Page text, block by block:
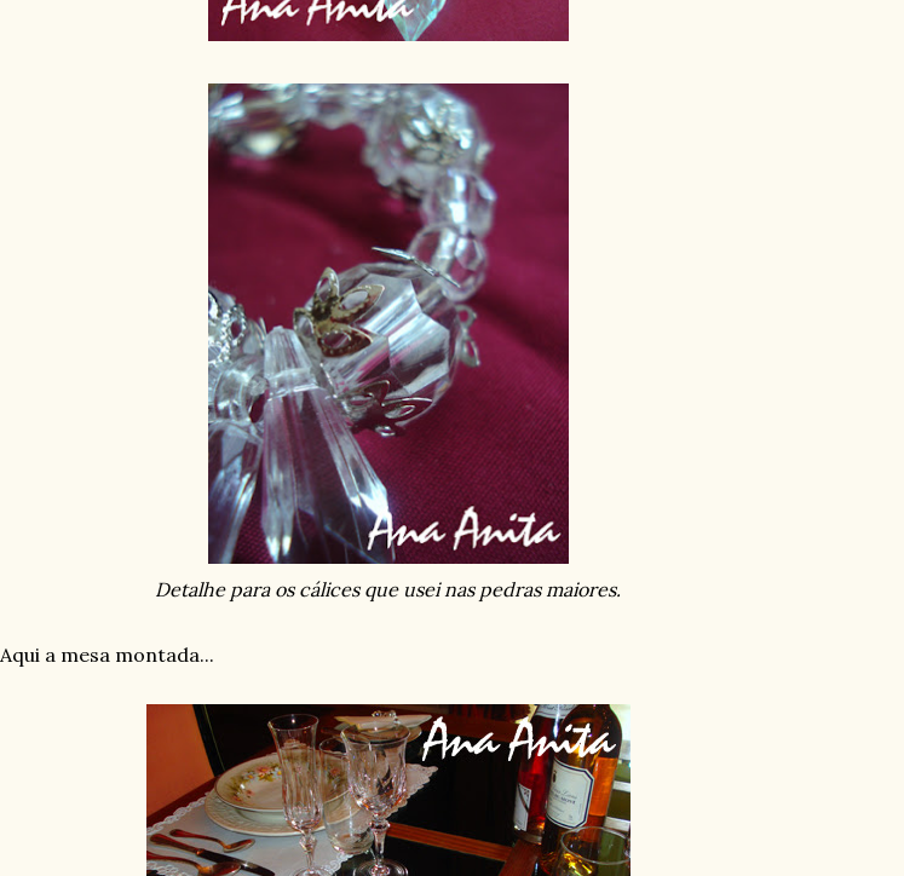
Detalhe para os cálices que usei nas pedras maiores.
Aqui a mesa montada...